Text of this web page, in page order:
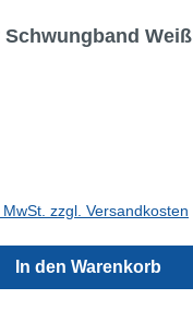
Schwungband Weiß
Preis:
zzgl. Versandkosten
In den Warenkorb